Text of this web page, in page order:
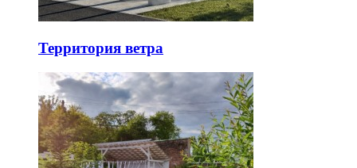
Территория ветра